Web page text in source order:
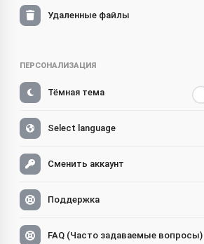
Удаленные файлы
ПЕРСОНАЛИЗАЦИЯ
Тёмная тема
Select language
Сменить аккаунт
Поддержка
FAQ (Часто задаваемые вопросы)